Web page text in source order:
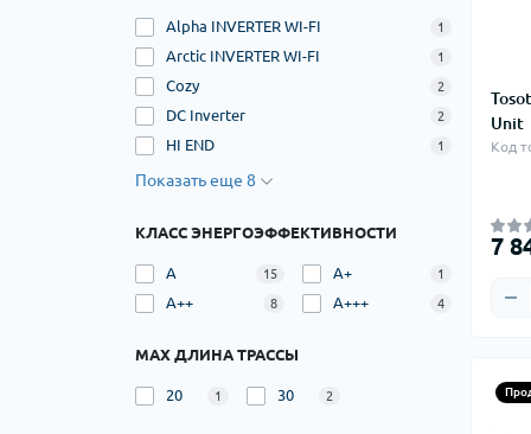
Alpha INVERTER WI-FI 1
Arctic INVERTER WI-FI 1
Cozy 2
DC Inverter 2
HI END 1
Показать еще 8
КЛАСС ЭНЕРГОЭФФЕКТИВНОСТИ
A 15 A+ 1
A++ 8 A+++ 4
МАХ ДЛИНА ТРАССЫ
20 1 30 2
Unit
Код
7